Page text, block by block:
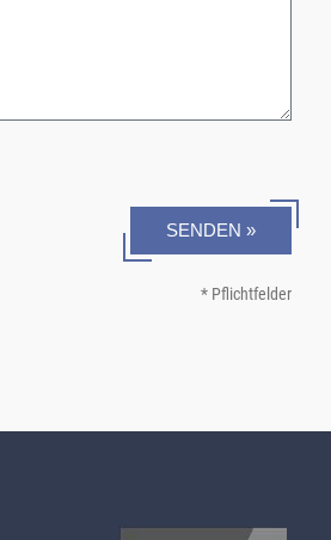
SENDEN »
* Pflichtfelder